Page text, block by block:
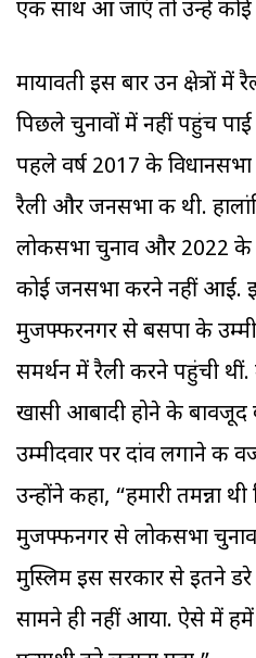
एक साथ आ जाएं तो उन्हें कोई
मायावती इस बार उन क्षेत्रों में
पिछले चुनावों में नहीं पहुंच
पहले वर्ष 2017 के
रैली और जनसभा की थी.
लोकसभा चुनाव और 2022 के
कोई जनसभा करने नहीं आईं.
मुजफ्फरनगर से बसपा के
समर्थन में रैली करने पहुंची
खासी आबादी होने के बावजूद
उम्मीदवार पर दांव लगाने की
उन्होंने कहा, “हमारी तमन्ना
मुजफ्फनगर से लोकसभा
मुस्लिम इस सरकार से इतने
सामने ही नहीं आया. ऐसे में